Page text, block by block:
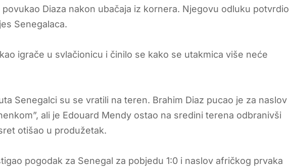
Diaza nakon ubačaja iz kornera. Njegovu odluku potvrdio
Senegalaca.
igrače u svlačionicu i činilo se kako se utakmica više neće
Senegalci su se vratili na teren. Brahim Diaz pucao je za naslov
ali je Edouard Mendy ostao na sredini terena odbranivši
otišao u produžetak.
pogodak za Senegal za pobjedu 1:0 i naslov afričkog prvaka